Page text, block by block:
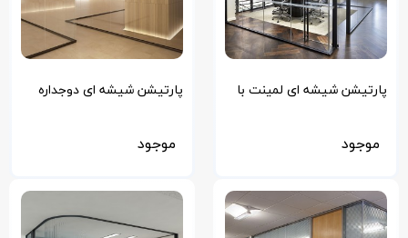
پارتیشن شیشه ای لمینت با
موجود
پارتیشن شیشه ای دوجداره
موجود